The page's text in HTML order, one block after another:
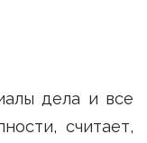
дела и все
считает,